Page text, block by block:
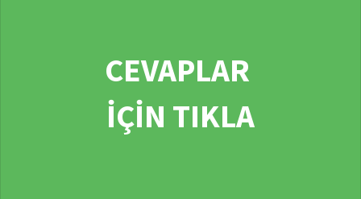
CEVAPLAR
İÇİN TIKLA